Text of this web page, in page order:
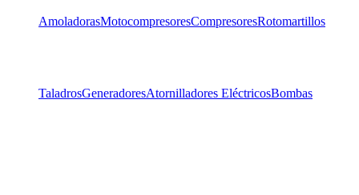
AmoladorasMotocompresoresCompresoresRotomartillos
TaladrosGeneradoresAtornilladores EléctricosBombas